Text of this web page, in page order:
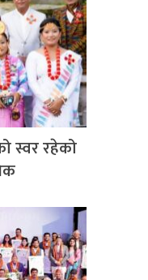
स्वर रहेको